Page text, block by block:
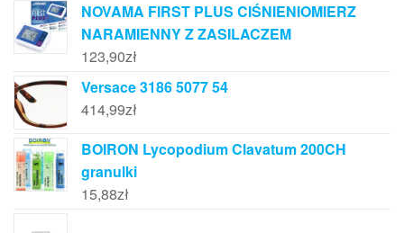
NOVAMA FIRST PLUS CIŚNIENIOMIERZ
NARAMIENNY Z ZASILACZEM
123,90zł
Versace 3186 5077 54
414,99zł
BOIRON Lycopodium Clavatum 200CH
granulki
15,88zł